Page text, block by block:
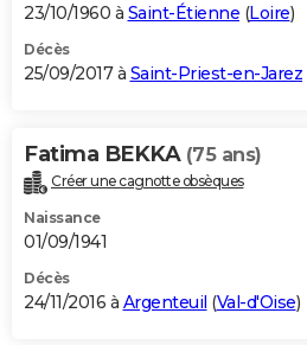
23/10/1960 à Saint-Étienne (Loire)
Décès
25/09/2017 à Saint-Priest-en-Jarez
Fatima BEKKA (75 ans)
Créer une cagnotte obsèques
Naissance
01/09/1941
Décès
24/11/2016 à Argenteuil (Val-d'Oise)